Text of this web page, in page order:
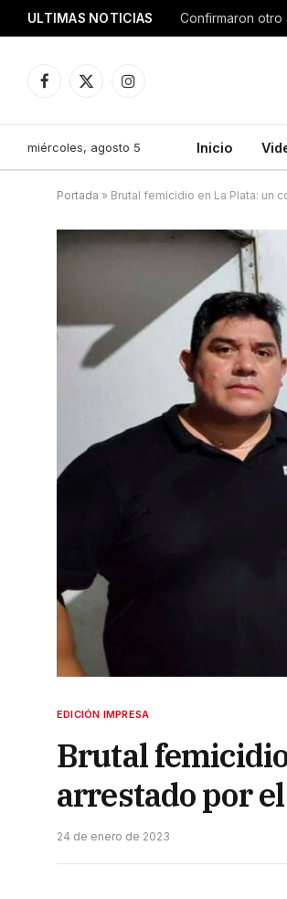
ULTIMAS NOTICIAS Confirmaron otro
Facebook
X
Instagram
miércoles, agosto 5 Inicio
Portada » Brutal femicidio en La Plata: un
EDICIÓN IMPRESA
Brutal
arrestado por
24 de enero de 2023